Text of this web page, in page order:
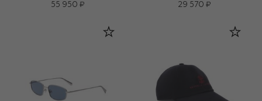
55 950 ₽
29 570 ₽